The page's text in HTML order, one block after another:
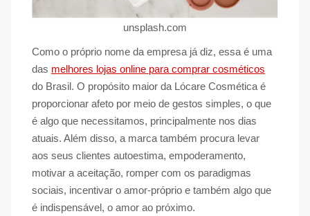
unsplash.com
Como o próprio nome da empresa já diz, essa é uma
das melhores lojas online para comprar cosméticos
do Brasil. O propósito maior da Lócare Cosmética é
proporcionar afeto por meio de gestos simples, o que
é algo que necessitamos, principalmente nos dias
atuais. Além disso, a marca também procura levar
aos seus clientes autoestima, empoderamento,
motivar a aceitação, romper com os paradigmas
sociais, incentivar o amor-próprio e também algo que
é indispensável, o amor ao próximo.